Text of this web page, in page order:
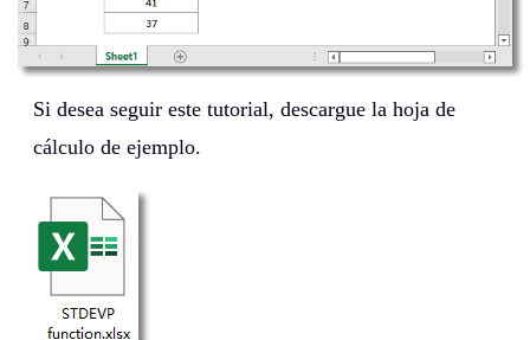
Si desea seguir este tutorial, descargue la hoja de
cálculo de ejemplo.